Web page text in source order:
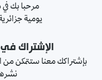
مرحبا بك في
يومية
الإشتراك
بإشتراكك معنا ستتمكن من